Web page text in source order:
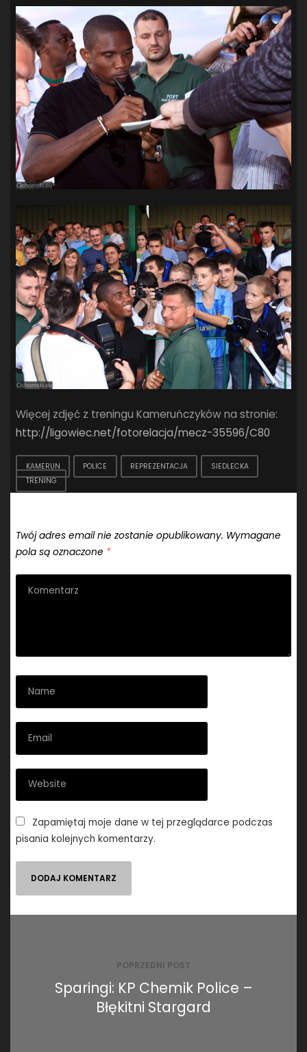
Więcej zdjęć z treningu Kameruńczyków na stronie:
http://ligowiec.net/fotorelacja/mecz-35596/C80
KAMERUN POLICE REPREZENTACJA
SIEDLECKA
TRENING
Twój adres email nie zostanie opublikowany. Wymagane
pola są oznaczone *
Zapamiętaj moje dane w tej przeglądarce podczas
pisania kolejnych komentarzy.
POPRZEDNI POST
Sparingi: KP Chemik Police –
Błękitni Stargard